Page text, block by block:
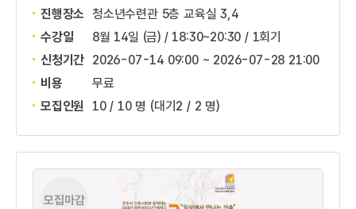
진행장소 청소년수련관 5층 교육실 3,4
수강일
8월 14일 (금) / 18:30~20:30 / 1회기
신청기간 2026-07-14 09:00 ~ 2026-07-28 21:00
비용
무료
모집인원
10 / 10 명 (대기2 / 2 명)
모집마감